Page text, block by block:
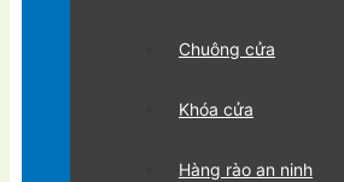
Chuông cửa
Khóa cửa
Hàng rào an ninh